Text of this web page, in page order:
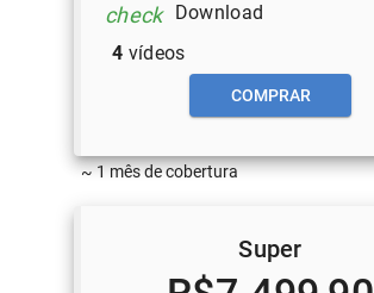
check
Download
4 vídeos
COMPRAR
~ 1 mês de cobertura
Super